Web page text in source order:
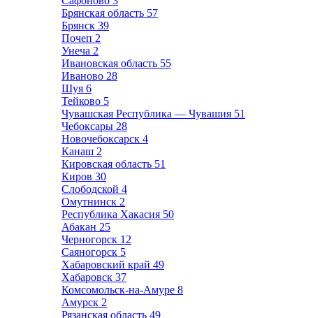
Брянская область 57
Брянск 39
Почеп 2
Унеча 2
Ивановская область 55
Иваново 28
Шуя 6
Тейково 5
Чувашская Республика — Чувашия 51
Чебоксары 28
Новочебоксарск 4
Канаш 2
Кировская область 51
Киров 30
Слободской 4
Омутнинск 2
Республика Хакасия 50
Абакан 25
Черногорск 12
Саяногорск 5
Хабаровский край 49
Хабаровск 37
Комсомольск-на-Амуре 8
Амурск 2
Рязанская область 49